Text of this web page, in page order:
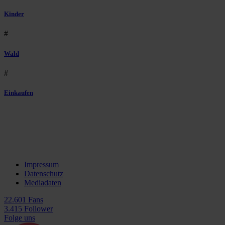
Kinder
#
Wald
#
Einkaufen
Impressum
Datenschutz
Mediadaten
22.601 Fans
3.415 Follower
Folge uns